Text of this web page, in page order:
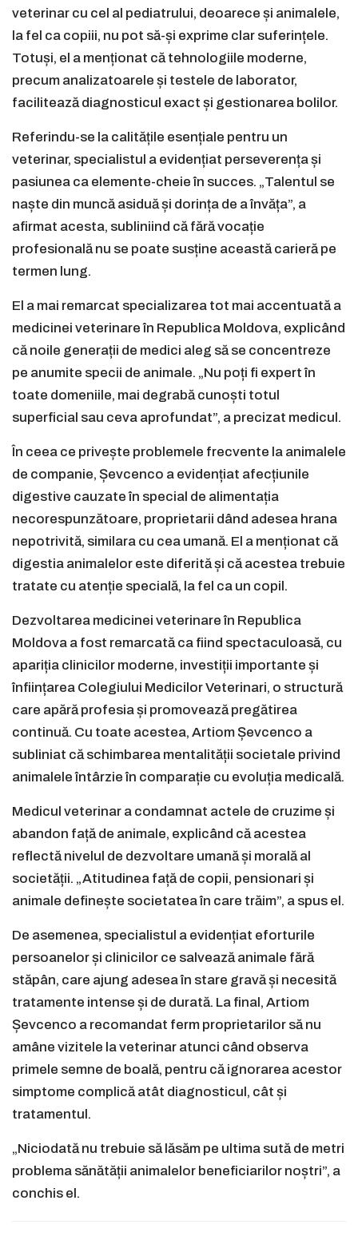
veterinar cu cel al pediatrului, deoarece și animalele,
la fel ca copiii, nu pot să-și exprime clar suferințele.
Totuși, el a menționat că tehnologiile moderne,
precum analizatoarele și testele de laborator,
facilitează diagnosticul exact și gestionarea bolilor.
Referindu-se la calitățile esențiale pentru un
veterinar, specialistul a evidențiat perseverența și
pasiunea ca elemente-cheie în succes. „Talentul se
naște din muncă asiduă și dorința de a învăța”, a
afirmat acesta, subliniind că fără vocație
profesională nu se poate susține această carieră pe
termen lung.
El a mai remarcat specializarea tot mai accentuată a
medicinei veterinare în Republica Moldova, explicând
că noile generații de medici aleg să se concentreze
pe anumite specii de animale. „Nu poți fi expert în
toate domeniile, mai degrabă cunoști totul
superficial sau ceva aprofundat”, a precizat medicul.
În ceea ce privește problemele frecvente la animalele
de companie, Șevcenco a evidențiat afecțiunile
digestive cauzate în special de alimentația
necorespunzătoare, proprietarii dând adesea hrana
nepotrivită, similara cu cea umană. El a menționat că
digestia animalelor este diferită și că acestea trebuie
tratate cu atenție specială, la fel ca un copil.
Dezvoltarea medicinei veterinare în Republica
Moldova a fost remarcată ca fiind spectaculoasă, cu
apariția clinicilor moderne, investiții importante și
înființarea Colegiului Medicilor Veterinari, o structură
care apără profesia și promovează pregătirea
continuă. Cu toate acestea, Artiom Șevcenco a
subliniat că schimbarea mentalității societale privind
animalele întârzie în comparație cu evoluția medicală.
Medicul veterinar a condamnat actele de cruzime și
abandon față de animale, explicând că acestea
reflectă nivelul de dezvoltare umană și morală al
societății. „Atitudinea față de copii, pensionari și
animale definește societatea în care trăim”, a spus el.
De asemenea, specialistul a evidențiat eforturile
persoanelor și clinicilor ce salvează animale fără
stăpân, care ajung adesea în stare gravă și necesită
tratamente intense și de durată. La final, Artiom
Șevcenco a recomandat ferm proprietarilor să nu
amâne vizitele la veterinar atunci când observa
primele semne de boală, pentru că ignorarea acestor
simptome complică atât diagnosticul, cât și
tratamentul.
„Niciodată nu trebuie să lăsăm pe ultima sută de metri
problema sănătății animalelor beneficiarilor noștri”, a
conchis el.